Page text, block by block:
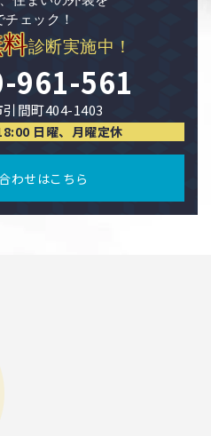
ェック！
診断実施中！
961-561
間町404-1403
日曜、月曜定休
わせはこちら